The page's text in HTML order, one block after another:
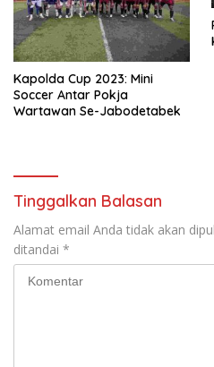
Kapolda Cup 2023: Mini
Soccer Antar Pokja
Wartawan Se-Jabodetabek
Tinggalkan Balasan
Alamat email Anda tidak akan
ditandai *